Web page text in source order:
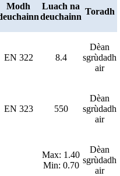
Modh
Luach na
deuchainn
Toradh
EN 322 8.4
Dèan
sgrùdadh
air
EN 323 550
Dèan
sgrùdadh
air
Max: 1.40
Min: 0.70
Dèan
sgrùdadh
air